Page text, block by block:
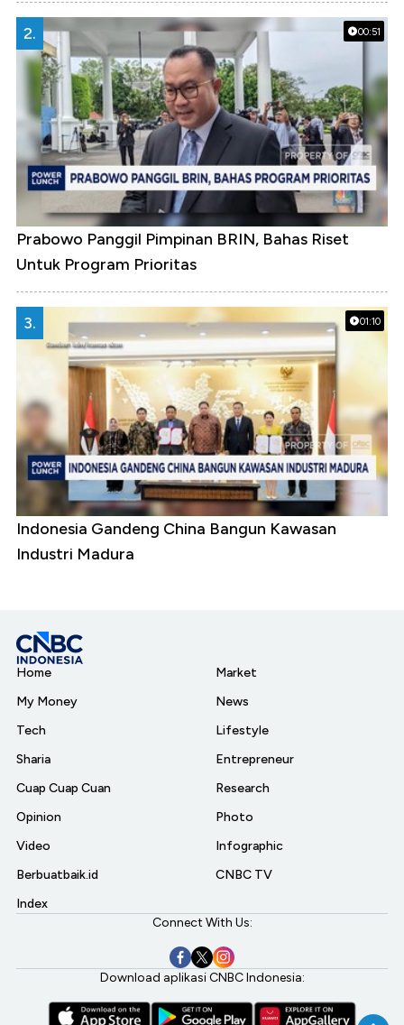
00:51
2.
Prabowo Panggil Pimpinan BRIN, Bahas Riset
Untuk Program Prioritas
01:10
3.
Indonesia Gandeng China Bangun Kawasan
Industri Madura
Home
My Money
Tech
Sharia
Cuap Cuap Cuan
Opinion
Video
Berbuatbaik.id
Index
Market
News
Lifestyle
Entrepreneur
Research
Photo
Infographic
CNBC TV
Connect With Us:
Download aplikasi CNBC Indonesia: